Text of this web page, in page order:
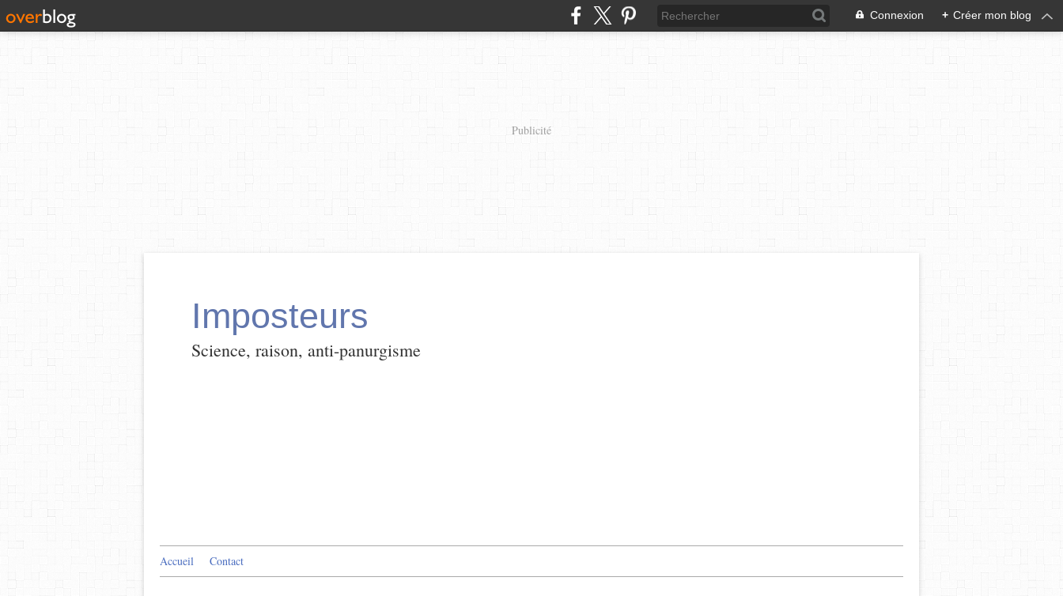
Connexion + Créer mon blog
Publicité
Imposteurs
Science, raison, anti-panurgisme
Accueil Contact